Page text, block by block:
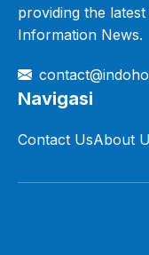
providing the
Information News.
Navigasi
Contact UsAbout